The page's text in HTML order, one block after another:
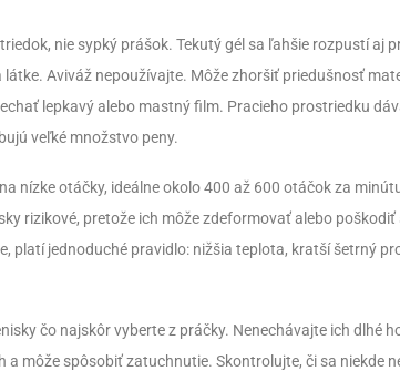
nie sypký prášok. Tekutý gél sa ľahšie rozpustí aj
látke. Aviváž nepoužívajte. Môže zhoršiť priedušnosť
lepkavý alebo mastný film. Pracieho prostriedku
veľké množstvo peny.
nízke otáčky, ideálne okolo 400 až 600 otáčok za
rizikové, pretože ich môže zdeformovať alebo
platí jednoduché pravidlo: nižšia teplota, kratší šetrný
čo najskôr vyberte z práčky. Nenechávajte ich dlhé
a môže spôsobiť zatuchnutie. Skontrolujte, či sa niekde